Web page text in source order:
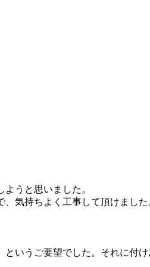
うと思いました。
気持ちよく工事して頂けました
というご要望でした。それに